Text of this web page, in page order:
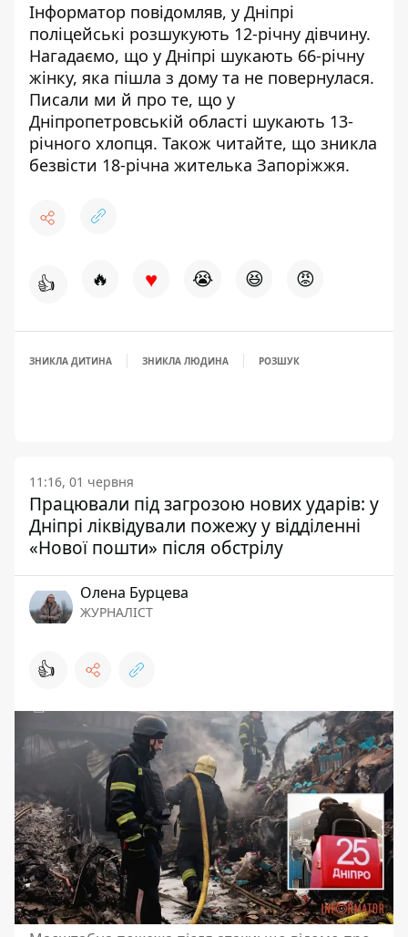
Інформатор повідомляв, у Дніпрі
поліцейські розшукують 12-річну дівчину.
Нагадаємо, що у Дніпрі шукають 66-річну
жінку, яка пішла з дому та не повернулася.
Писали ми й про те, що у
Дніпропетровській області шукають 13-
річного хлопця. Також читайте, що зникла
безвісти 18-річна жителька Запоріжжя.
👍 🔥 ♥ 😭 😆 😡
ЗНИКЛА ДИТИНА ЗНИКЛА ЛЮДИНА РОЗШУК
11:16, 01 червня
Працювали під загрозою нових ударів: у
Дніпрі ліквідували пожежу у відділенні
«Нової пошти» після обстрілу
Олена Бурцева
ЖУРНАЛІСТ
👍